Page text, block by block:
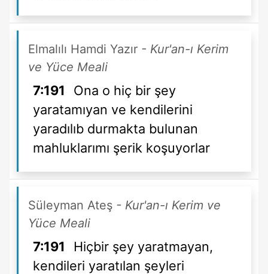
Elmalılı Hamdi Yazır - Kur'an-ı Kerim
ve Yüce Meali
7:191
Ona o hiç bir şey
yaratamıyan ve kendilerini
yaradılıb durmakta bulunan
mahluklarımı şerik koşuyorlar
Süleyman Ateş - Kur'an-ı Kerim ve
Yüce Meali
7:191
Hiçbir şey yaratmayan,
kendileri yaratılan şeyleri